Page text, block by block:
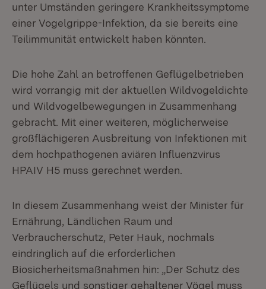
unter Umständen geringere Krankheitssymptome
einer Vogelgrippe-Infektion, da sie bereits eine
Teilimmunität entwickelt haben könnten.
Die hohe Zahl an betroffenen Geflügelbetrieben
wird vorrangig mit der aktuellen Wildvogeldichte
und Wildvogelbewegungen in Zusammenhang
gebracht. Mit einer weiteren, möglicherweise
großflächigeren Ausbreitung von Infektionen mit
dem hochpathogenen aviären Influenzvirus
HPAIV H5 muss gerechnet werden.
In diesem Zusammenhang weist der Minister für
Ernährung, Ländlichen Raum und
Verbraucherschutz, Peter Hauk, nochmals
eindringlich auf die erforderlichen
Biosicherheitsmaßnahmen hin: „Der Schutz des
Geflügels und sonstiger gehaltener Vögel muss